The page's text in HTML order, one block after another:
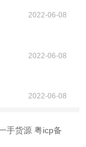
2022-06-08
2022-06-08
2022-06-08
手货源 粤icp备